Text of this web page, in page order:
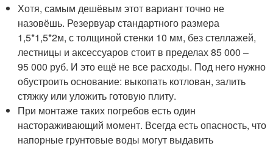
Хотя, самым дешёвым этот вариант точно не
назовёшь. Резервуар стандартного размера
1,5*1,5*2м, с толщиной стенки 10 мм, без стеллажей,
лестницы и аксессуаров стоит в пределах 85 000 –
95 000 руб. И это ещё не все расходы. Под него нужно
обустроить основание: выкопать котлован, залить
стяжку или уложить готовую плиту.
При монтаже таких погребов есть один
настораживающий момент. Всегда есть опасность, что
напорные грунтовые воды могут выдавить